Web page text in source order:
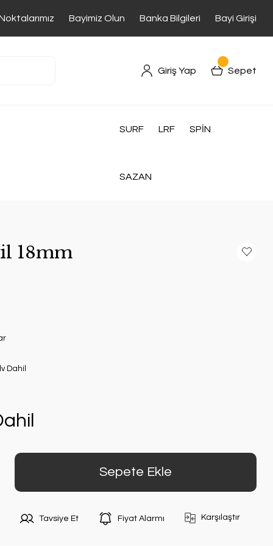
Bayimiz Olun Banka Bilgileri Bayi Girişi
Giriş Yap Sepet
SURF LRF SPİN
SAZAN
18mm
Dahil
Sepete Ekle
Tavsiye Et Fiyat Alarmı Karşılaştır